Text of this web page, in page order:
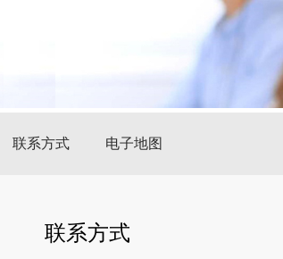
联系方式 电子地图
联系方式